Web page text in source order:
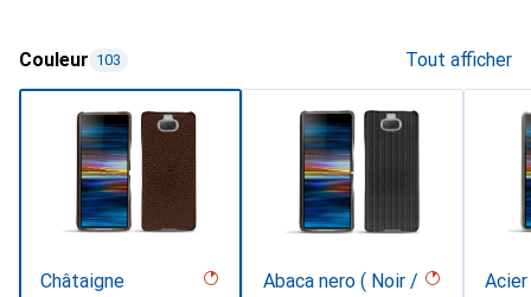
Couleur 103 Tout afficher
Châtaigne
Abaca nero ( Noir /